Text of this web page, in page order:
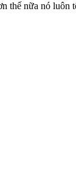
thế nữa nó